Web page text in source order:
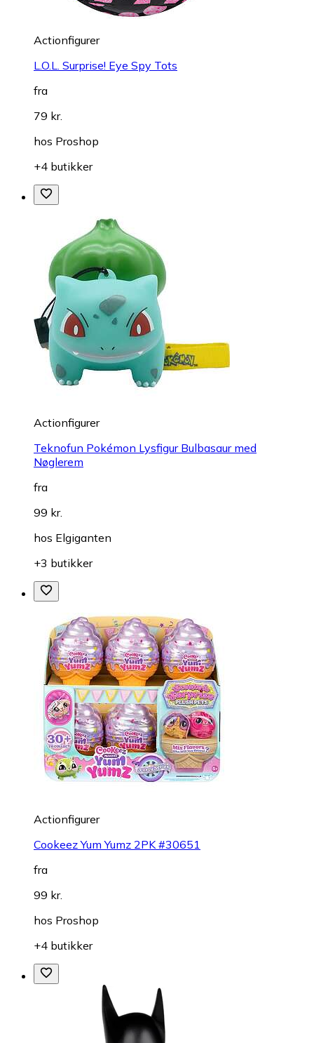
Actionfigurer
L.O.L. Surprise! Eye Spy Tots
fra
79 kr.
hos Proshop
+4 butikker
Actionfigurer
Teknofun Pokémon Lysfigur Bulbasaur med
Nøglerem
fra
99 kr.
hos Elgiganten
+3 butikker
Actionfigurer
Cookeez Yum Yumz 2PK #30651
fra
99 kr.
hos Proshop
+4 butikker